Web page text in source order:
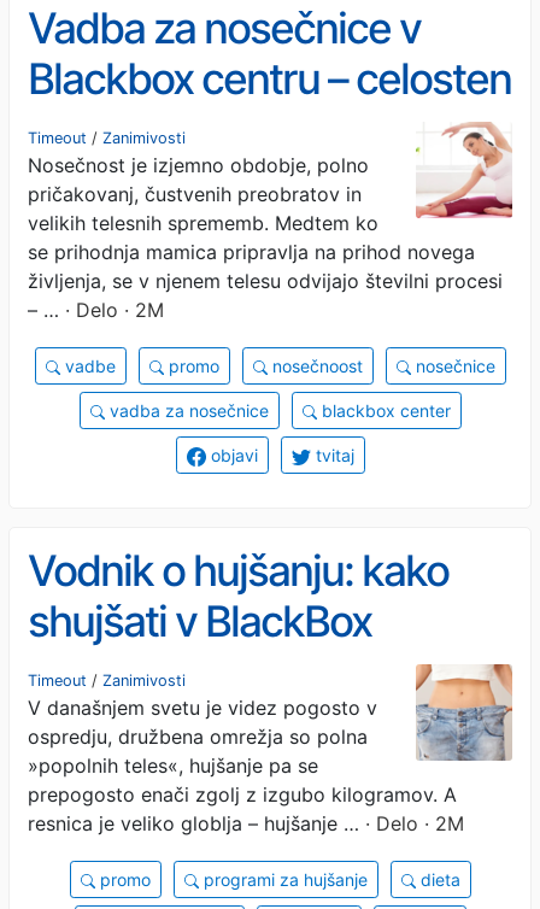
Vadba za nosečnice v
Blackbox centru – celosten
pristop k zdravju bodoče
mamice
Timeout / Zanimivosti
Nosečnost je izjemno obdobje, polno
pričakovanj, čustvenih preobratov in
velikih telesnih sprememb. Medtem ko
se prihodnja mamica pripravlja na prihod novega
življenja, se v njenem telesu odvijajo številni procesi
– … · Delo · 2M
vadbe promo nosečnoost nosečnice
vadba za nosečnice blackbox center
objavi tvitaj
​​Vodnik o hujšanju: kako
shujšati v BlackBox
Centru?
Timeout / Zanimivosti
V današnjem svetu je videz pogosto v
ospredju, družbena omrežja so polna
»popolnih teles«, hujšanje pa se
prepogosto enači zgolj z izgubo kilogramov. A
resnica je veliko globlja – hujšanje … · Delo · 2M
promo programi za hujšanje dieta